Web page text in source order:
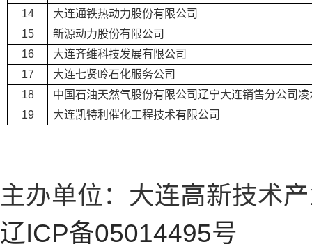
14
大连通铁热动力股份有限公司
15
新源动力股份有限公司
16
大连齐维科技发展有限公司
17
大连七贤岭石化服务公司
18
中国石油天然气股份有限公司辽宁大连销售分公司
19
大连凯特利催化工程技术有限公司
主办单位：大连高新技术
辽ICP备05014495号